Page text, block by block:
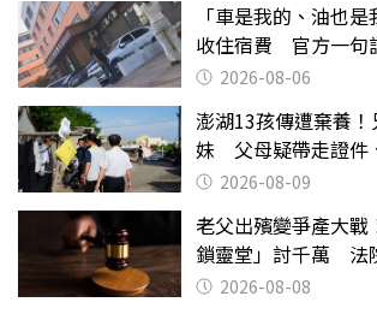
「車是我的、油也
收住宿費 官方一句
2026-08-06
澎湖13孩傳遭棄養
妹 父母疑帶走證件
2026-08-09
老父出殯變爭產大戰
鎖靈堂」討千萬 法
2026-08-08